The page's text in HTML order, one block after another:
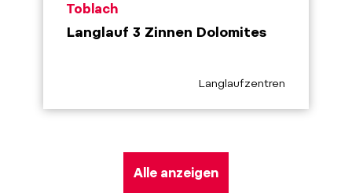
aria.poi_location_prefix
Toblach
Langlauf 3 Zinnen Dolomites
aria.poi_category_prefix
Langlaufzentren
Alle anzeigen